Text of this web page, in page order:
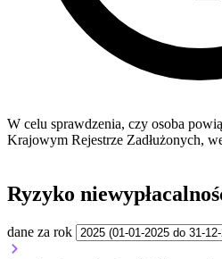
W celu sprawdzenia, czy osoba
Krajowym Rejestrze Zadłużonych,
Ryzyko
dane za rok